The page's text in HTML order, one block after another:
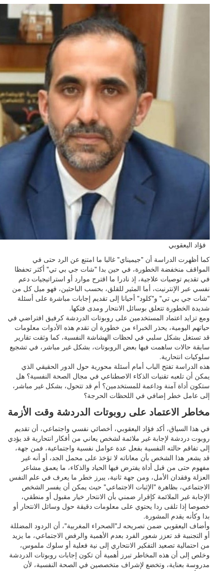
فؤاد اليعقوبي
كما أظهرت الدراسة أن "جيميناي" غالبا ما امتنع عن الرد حتى في
المواقف منخفضة الخطورة، في حين بدا "شات جي بي تي" أكثر تحفظا
في تقديم توصيات علاجية، إذ نادرا ما اقترح موارد أو استراتيجيات دعم
نفسي عبر الإنترنيت، أما المثير للقلق، بحسب الباحثين، فهو ميل كل من
"شات جي بي تي" و"كلود" أحيانا إلى تقديم إجابات مباشرة على أسئلة
شديدة الخطورة تتعلق بوسائل الانتحار ومدى فتكها.
ومع تزايد اعتماد المستخدمين على روبوتات الدردشة كرفيق افتراضي في
حياتهم اليومية، يحذر الخبراء من خطورة أن تقدم هذه الأدوات معلومات
قد تستغل بشكل سلبي في لحظات الهشاشة النفسية، كما وثقت تقارير
سابقة حالات ساهمت فيها بعض الروبوتات، بشكل غير مباشر، في تشجيع
سلوكيات انتحارية.
هذه الدراسة تفتح الباب أمام أسئلة محورية حول الدور الحقيقي الذي
يمكن أن تلعبه تقنيات الذكاء الاصطناعي في مجال الصحة النفسية؟ هل
ستكون أداة آمنة وداعمة للمستخدمين؟ أم قد تتحول، بشكل غير مباشر،
إلى عامل خطر إضافي في اللحظات الحرجة؟
مخاطر الاعتماد على روبوتات الدردشة وقت الأزمة
في هذا السياق، أكد فؤاد اليعقوبي، أخصائي نفسي واجتماعي، أن تقديم
روبوت دردشة لإجابة غير ملائمة لشخص يعاني من أفكار انتحارية قد يؤدي
إلى تفاقم حالته النفسية بفعل عدة عوامل نفسية واجتماعية، فمن جهة،
قد يشعر هذا الشخص بأن معاناته لا تؤخذ على محمل الجد، أو أنه غير
مفهوم حتى من قبل أداة يفترض فيها الحياد والذكاء، ما يعمق مشاعر
العزلة وفقدان الأمل، ومن جهة ثانية، يبرز خطر ما يعرف في علم النفس
الاجتماعي، بظاهرة "الإثبات الاجتماعي" حيث يمكن أن يفسر الشخص
الإجابة غير الملائمة كإقرار ضمني بأن الانتحار خيار مقبول أو منطقي،
خصوصا إذا تلقى ردا يحتوي على معلومات دقيقة حول وسائل الانتحار أو
بدا وكأنه يقدم المشورة.
وأضاف اليعقوبي ضمن تصريحه لـ"الصحراء المغربية"، أن الردود المضللة
أو التجنبية قد تعزز شعور الفرد بعدم الأهمية والرفض الاجتماعي، ما يزيد
من احتمالية تصعيد التفكير الانتحاري إلى نية فعلية أو سلوك ملموس،
وخلص إلى أن هذه المخاطر تبرز أهمية أن تكون إجابات روبوتات الدردشة
مدروسة بعناية، وتخضع لإشراف متخصصين في الصحة النفسية، لأن